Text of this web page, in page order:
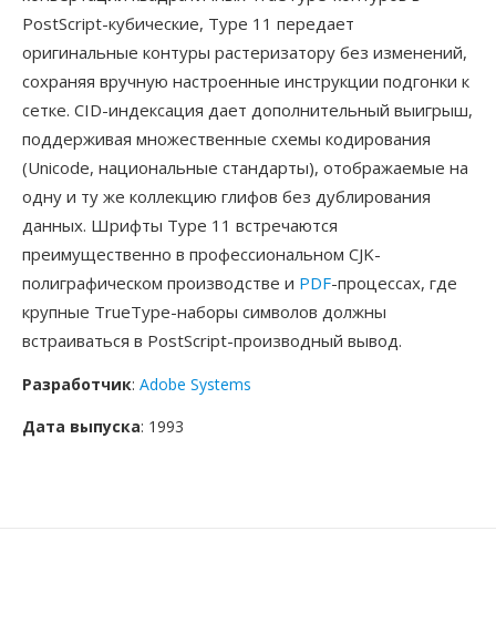
PostScript-кубические, Type 11 передает
оригинальные контуры растеризатору без изменений,
сохраняя вручную настроенные инструкции подгонки к
сетке. CID-индексация дает дополнительный выигрыш,
поддерживая множественные схемы кодирования
(Unicode, национальные стандарты), отображаемые на
одну и ту же коллекцию глифов без дублирования
данных. Шрифты Type 11 встречаются
преимущественно в профессиональном CJK-
полиграфическом производстве и PDF-процессах, где
крупные TrueType-наборы символов должны
встраиваться в PostScript-производный вывод.
Разработчик: Adobe Systems
Дата выпуска: 1993